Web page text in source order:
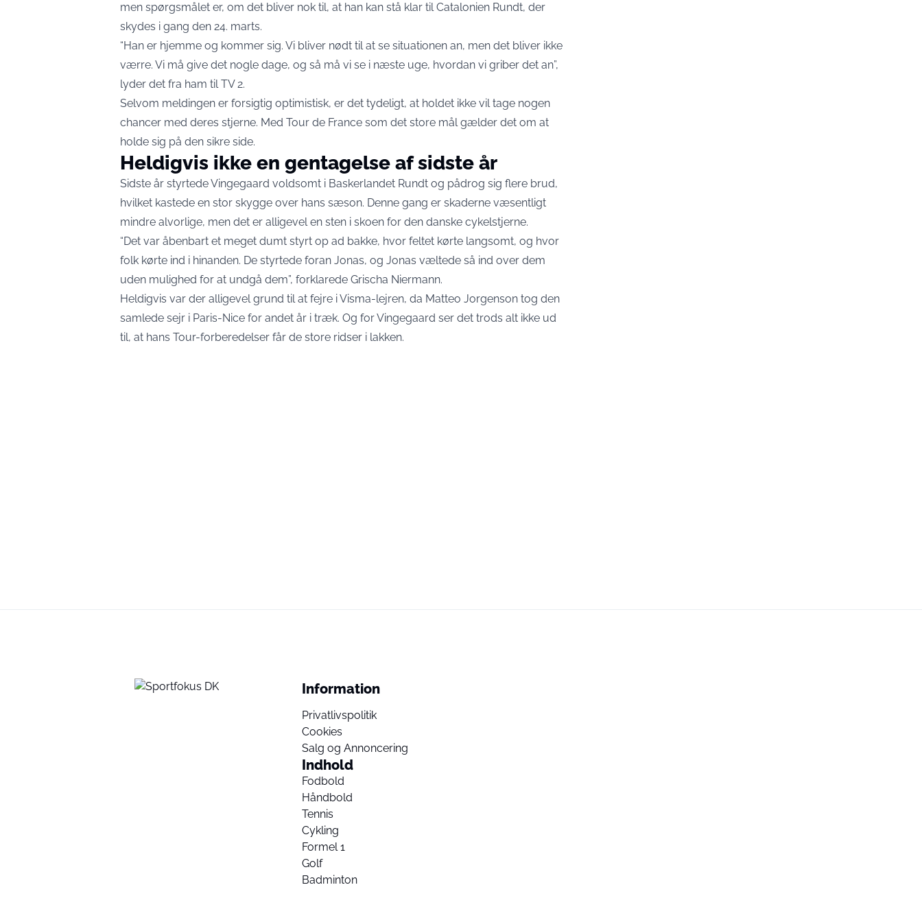
men spørgsmålet er, om det bliver nok til, at han kan stå klar til Catalonien Rundt, der
skydes i gang den 24. marts.
“Han er hjemme og kommer sig. Vi bliver nødt til at se situationen an, men det bliver ikke
værre. Vi må give det nogle dage, og så må vi se i næste uge, hvordan vi griber det an”,
lyder det fra ham tilTV 2.
Selvom meldingen er forsigtig optimistisk, er det tydeligt, at holdet ikke vil tage nogen
chancer med deres stjerne. Med Tour de France som det store mål gælder det om at
holde sig på den sikre side.
Heldigvis ikke en gentagelse af sidste år
Sidste år styrtede Vingegaard voldsomt i Baskerlandet Rundt og pådrog sig flere brud,
hvilket kastede en stor skygge over hans sæson. Denne gang er skaderne væsentligt
mindre alvorlige, men det er alligevel en sten i skoen for den danske cykelstjerne.
“Det var åbenbart et meget dumt styrt op ad bakke, hvor feltet kørte langsomt, og hvor
folk kørte ind i hinanden. De styrtede foran Jonas, og Jonas væltede så ind over dem
uden mulighed for at undgå dem”, forklarede Grischa Niermann.
Heldigvis var der alligevel grund til at fejre i Visma-lejren, da Matteo Jorgenson tog den
samlede sejr i Paris-Nice for andet år i træk. Og for Vingegaard ser det trods alt ikke ud
til, at hans Tour-forberedelser får de store ridser i lakken.
Information
Privatlivspolitik
Cookies
Salg og Annoncering
Indhold
Fodbold
Håndbold
Tennis
Cykling
Formel 1
Golf
Badminton